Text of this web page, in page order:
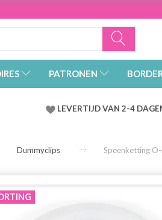
PATRONEN
LEVERTIJD VAN 2-4
Dummyclips Speenketting